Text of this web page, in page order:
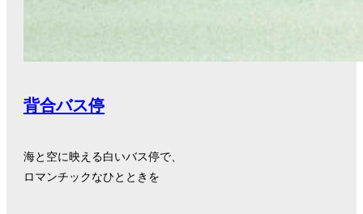
背合バス停
海と空に映える白いバス停で、
ロマンチックなひとときを